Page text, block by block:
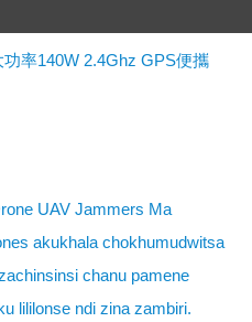
率140W 2.4Ghz GPS便攜
UAV Jammers Ma
akukhala chokhumudwitsa
chanu pamene
lililonse ndi zina zambiri.